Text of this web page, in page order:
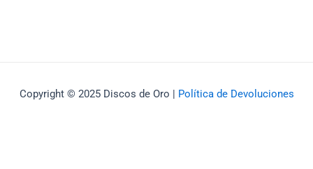
Copyright © 2025 Discos de Oro | Política de Devoluciones